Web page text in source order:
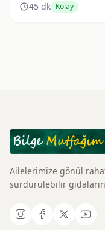
45 dk Kolay
Ailelerimize gönül
sürdürülebilir